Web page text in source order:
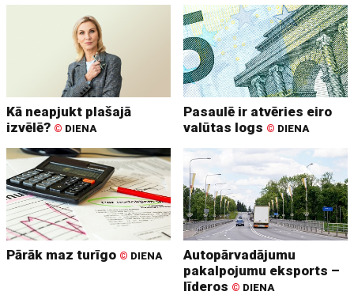
Kā neapjukt plašajā
izvēlē? © DIENA
Pasaulē ir atvēries eiro
valūtas logs © DIENA
Pārāk maz turīgo © DIENA
Autopārvadājumu
pakalpojumu eksports –
līderos © DIENA